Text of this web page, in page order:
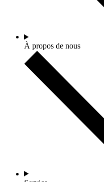
À propos de nous